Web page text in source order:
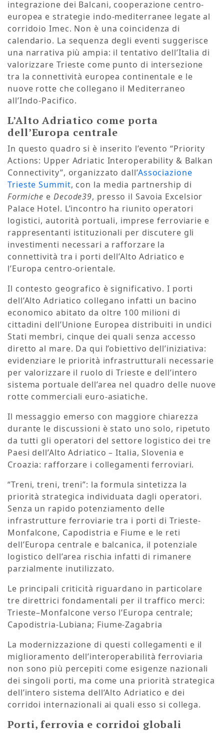
integrazione dei Balcani, cooperazione centro-
europea e strategie indo-mediterranee legate al
corridoio Imec. Non è una coincidenza di
calendario. La sequenza degli eventi suggerisce
una narrativa più ampia: il tentativo dell’Italia di
valorizzare Trieste come punto di intersezione
tra la connettività europea continentale e le
nuove rotte che collegano il Mediterraneo
all’Indo-Pacifico.
L’Alto Adriatico come porta
dell’Europa centrale
In questo quadro si è inserito l’evento “Priority
Actions: Upper Adriatic Interoperability & Balkan
Connectivity”, organizzato dall’Associazione
Trieste Summit, con la media partnership di
Formiche e Decode39, presso il Savoia Excelsior
Palace Hotel. L’incontro ha riunito operatori
logistici, autorità portuali, imprese ferroviarie e
rappresentanti istituzionali per discutere gli
investimenti necessari a rafforzare la
connettività tra i porti dell’Alto Adriatico e
l’Europa centro-orientale.
Il contesto geografico è significativo. I porti
dell’Alto Adriatico collegano infatti un bacino
economico abitato da oltre 100 milioni di
cittadini dell’Unione Europea distribuiti in undici
Stati membri, cinque dei quali senza accesso
diretto al mare. Da qui l’obiettivo dell’iniziativa:
evidenziare le priorità infrastrutturali necessarie
per valorizzare il ruolo di Trieste e dell’intero
sistema portuale dell’area nel quadro delle nuove
rotte commerciali euro-asiatiche.
Il messaggio emerso con maggiore chiarezza
durante le discussioni è stato uno solo, ripetuto
da tutti gli operatori del settore logistico dei tre
Paesi dell’Alto Adriatico – Italia, Slovenia e
Croazia: rafforzare i collegamenti ferroviari.
“Treni, treni, treni”: la formula sintetizza la
priorità strategica individuata dagli operatori.
Senza un rapido potenziamento delle
infrastrutture ferroviarie tra i porti di Trieste-
Monfalcone, Capodistria e Fiume e le reti
dell’Europa centrale e balcanica, il potenziale
logistico dell’area rischia infatti di rimanere
parzialmente inutilizzato.
Le principali criticità riguardano in particolare
tre direttrici fondamentali per il traffico merci:
Trieste–Monfalcone verso l’Europa centrale;
Capodistria-Lubiana; Fiume-Zagabria
La modernizzazione di questi collegamenti e il
miglioramento dell’interoperabilità ferroviaria
non sono più percepiti come esigenze nazionali
dei singoli porti, ma come una priorità strategica
dell’intero sistema dell’Alto Adriatico e dei
corridoi internazionali ai quali esso si collega.
Porti, ferrovia e corridoi globali